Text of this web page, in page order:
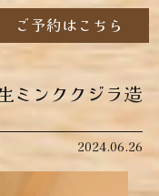
ご予約はこちら
ミンククジラ造
2024.06.26